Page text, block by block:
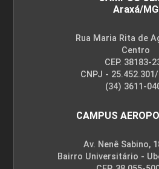
Araxá/MG
Rua Maria Rita de
Centro
CEP. 38183-
CNPJ -
(34) 3611-
CAMPUS
Av. Nenê Sabino,
Bairro Universitário -